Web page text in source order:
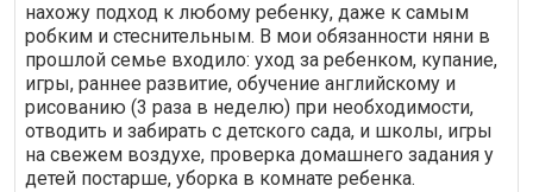
нахожу подход к любому ребенку, даже к самым
робким и стеснительным. В мои обязанности няни в
прошлой семье входило: уход за ребенком, купание,
игры, раннее развитие, обучение английскому и
рисованию (3 раза в неделю) при необходимости,
отводить и забирать с детского сада, и школы, игры
на свежем воздухе, проверка домашнего задания у
детей постарше, уборка в комнате ребенка.